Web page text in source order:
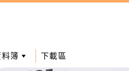
簿 下載區